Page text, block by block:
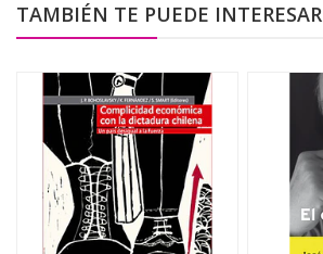
TAMBIÉN TE PUEDE INTERESAR